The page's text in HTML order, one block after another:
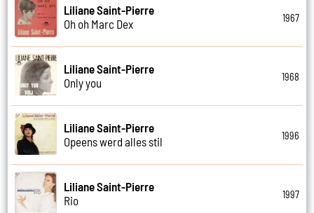
Liliane Saint-Pierre
Oh oh Marc Dex
1967
Liliane Saint-Pierre
Only you
1968
Liliane Saint-Pierre
Opeens werd alles stil
1996
Liliane Saint-Pierre
Rio
1997